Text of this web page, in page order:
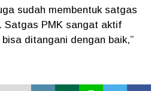
sudah membentuk satgas
Satgas PMK sangat aktif
ditangani dengan baik,”